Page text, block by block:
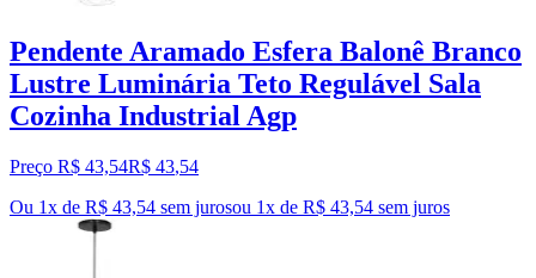
Pendente Aramado Esfera Balonê Branco
Lustre Luminária Teto Regulável Sala
Cozinha Industrial Agp
Preço R$ 43,54R$ 43,54
Ou 1x de R$ 43,54 sem jurosou 1x de R$ 43,54 sem juros